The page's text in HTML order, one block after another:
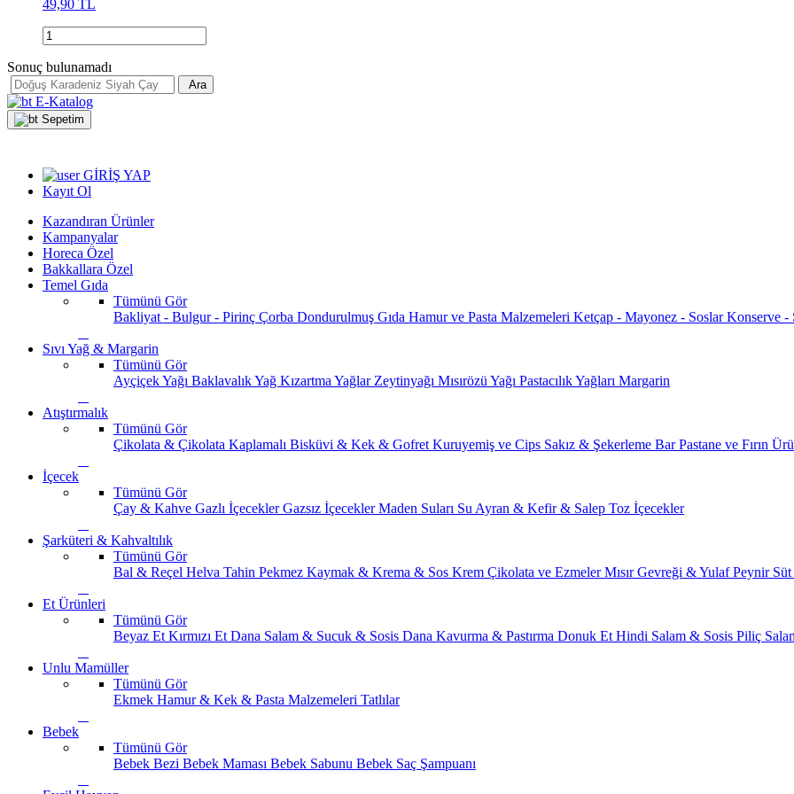
49,90 TL
Sonuç bulunamadı
Ara
E-Katalog
Sepetim
GİRİŞ YAP
Kayıt Ol
Kazandıran Ürünler
Kampanyalar
Horeca Özel
Bakkallara Özel
Temel Gıda
Tümünü Gör
Bakliyat - Bulgur - Pirinç Çorba Dondurulmuş Gıda Hamur ve Pasta Malzemeleri Ketçap - Mayonez - SoslarKonserve -
Sıvı Yağ & Margarin
Tümünü Gör
Ayçiçek Yağı Baklavalık Yağ Kızartma Yağlar Zeytinyağı Mısırözü Yağı Pastacılık Yağları Margarin
Atıştırmalık
Tümünü Gör
Çikolata & Çikolata Kaplamalı Bisküvi & Kek & Gofret Kuruyemiş ve Cips Sakız & Şekerleme BarPastane ve Fırın
İçecek
Tümünü Gör
Çay & Kahve Gazlı İçeceklerGazsız İçeceklerMaden Suları Su Ayran & Kefir & Salep Toz İçecekler
Şarküteri & Kahvaltılık
Tümünü Gör
Bal & Reçel Helva Tahin Pekmez Kaymak & Krema & Sos Krem Çikolata ve EzmelerMısır Gevreği & YulafPeynir
Et Ürünleri
Tümünü Gör
Beyaz Et Kırmızı Et Dana Salam & Sucuk & Sosis Dana Kavurma & Pastırma Donuk Et Hindi Salam & Sosis Piliç
Unlu Mamüller
Tümünü Gör
Ekmek Hamur & Kek & Pasta Malzemeleri Tatlılar
Bebek
Tümünü Gör
Bebek Bezi Bebek Maması Bebek Sabunu Bebek Saç Şampuanı